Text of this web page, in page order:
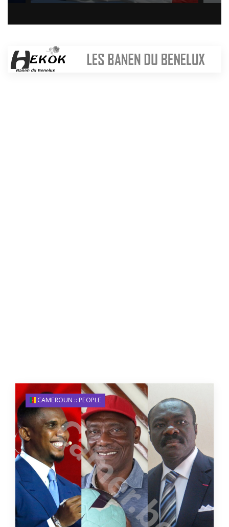
CAMEROUN :: PEOPLE